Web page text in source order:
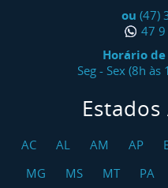
ou (47)
47
Horário
Seg - Sex (8h
AC AL AM AP
MG
MS MT PA